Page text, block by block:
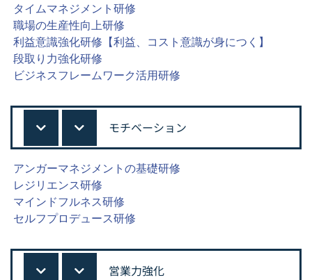
タイムマネジメント研修
職場の生産性向上研修
利益意識強化研修【利益、コスト意識が身につく】
段取り力強化研修
ビジネスフレームワーク活用研修
モチベーション
アンガーマネジメントの基礎研修
レジリエンス研修
マインドフルネス研修
セルフプロデュース研修
営業力強化